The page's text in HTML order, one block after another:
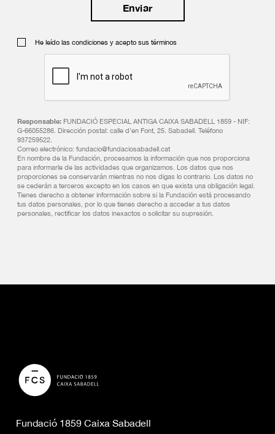
He leído las condiciones y acepto sus términos
Responsable: FUNDACIÓ ESPECIAL ANTIGA CAIXA SABADELL 1859 - NIF:
G-66055286. Dirección postal: calle d'en Font, 25. Sabadell. Teléfono
937259522.
Correo electrónico: fundacio@fundaciosabadell.cat
En nombre de la Fundación, procesamos la información que nos proporciona
para informarle de las actividades que organizamos. Los datos que nos
proporciones se conservarán mientras no nos digas lo contrario. Los datos no
se cederán a terceros excepto en los casos en que exista una obligación legal.
Tienes derecho a obtener información sobre si la Fundación está procesando
tus datos personales, por lo que tienes derecho a acceder a tus datos
personales, rectificar los datos inexactos o solicitar su supresión.
Fundació 1859 Caixa Sabadell